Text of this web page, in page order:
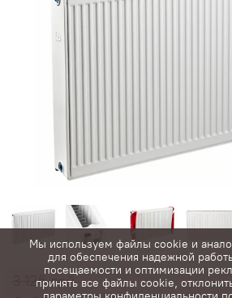
3 126лей
Мы используем файлы cookie и
для обеспечения надежной
посещаемости и оптимизации
принять все файлы cookie,